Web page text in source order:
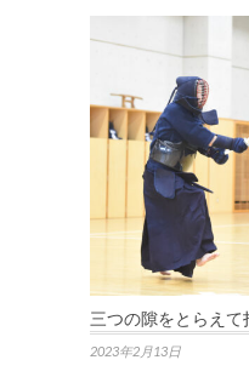
三つの隙をとらえて
2023年2月13日